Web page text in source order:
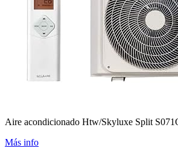
Aire acondicionado Htw/Skyluxe Split
Más info